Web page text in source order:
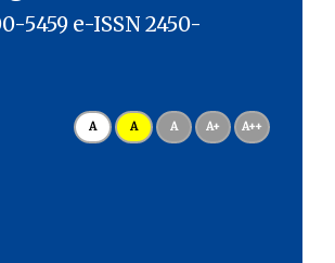
5459 e-ISSN 2450-
A A A A+ A++